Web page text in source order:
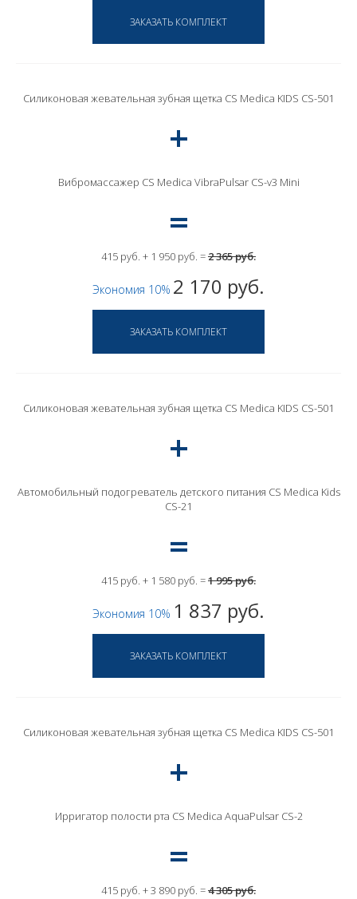
Силиконовая жевательная зубная щетка CS Medica KIDS CS-501
Вибромассажер CS Medica VibraPulsar CS-v3 Mini
415 руб. + 1 950 руб. =2 365 руб.
Экономия 10% 2 170 руб.
Силиконовая жевательная зубная щетка CS Medica KIDS CS-501
Автомобильный подогреватель детского питания CS Medica Kids
CS-21
415 руб. + 1 580 руб. =1 995 руб.
Экономия 10% 1 837 руб.
Силиконовая жевательная зубная щетка CS Medica KIDS CS-501
Ирригатор полости рта CS Medica AquaPulsar CS-2
415 руб. + 3 890 руб. =4 305 руб.